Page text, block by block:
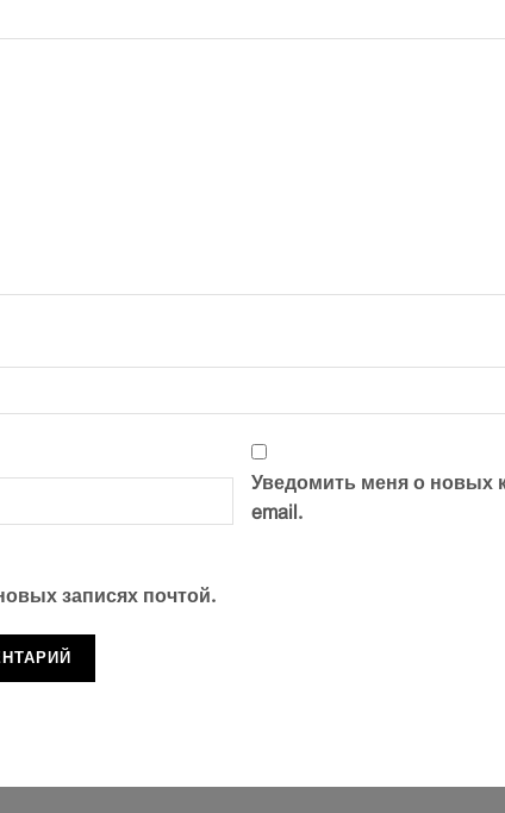
Уведомить меня о новых
email.
записях почтой.